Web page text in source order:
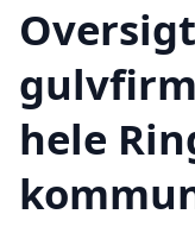
hele